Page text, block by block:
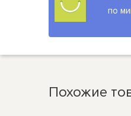
по
Похожие